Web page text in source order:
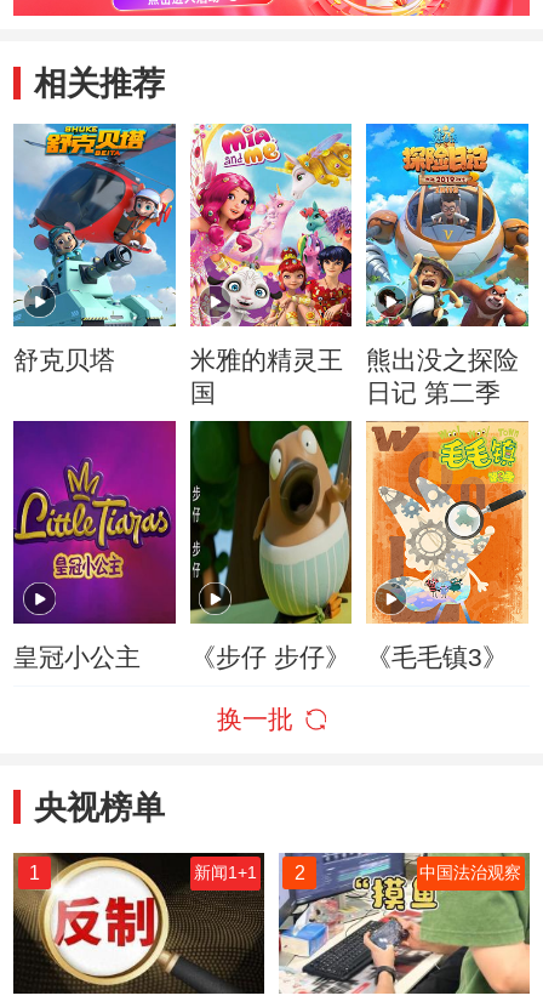
相关推荐
舒克贝塔
米雅的精灵王
国
熊出没之探险
日记 第二季
皇冠小公主 《步仔 步仔》 《毛毛镇3》
换一批
央视榜单
1 新闻1+1 2 中国法治观察